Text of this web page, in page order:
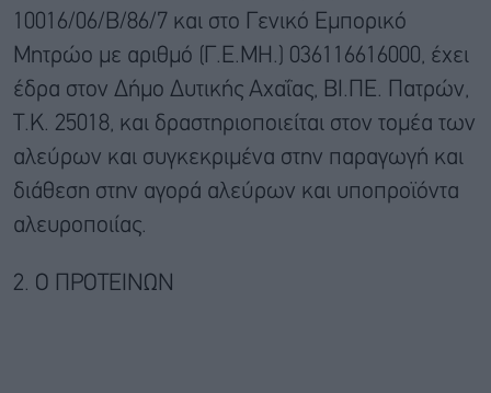
10016/06/Β/86/7 και στο Γενικό Εμπορικό
Μητρώο με αριθμό (Γ.Ε.ΜΗ.) 036116616000, έχει
έδρα στον Δήμο Δυτικής Αχαΐας, ΒΙ.ΠΕ. Πατρών,
Τ.Κ. 25018, και δραστηριοποιείται στον τομέα των
αλεύρων και συγκεκριμένα στην παραγωγή και
διάθεση στην αγορά αλεύρων και υποπροϊόντα
αλευροποιίας.
2. Ο ΠΡΟΤΕΙΝΩΝ